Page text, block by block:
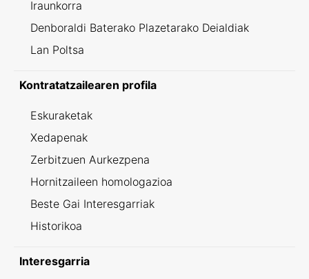
Iraunkorra
Denboraldi Baterako Plazetarako Deialdiak
Lan Poltsa
Kontratatzailearen profila
Eskuraketak
Xedapenak
Zerbitzuen Aurkezpena
Hornitzaileen homologazioa
Beste Gai Interesgarriak
Historikoa
Interesgarria